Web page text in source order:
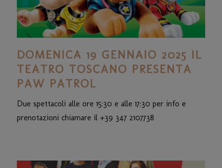
DOMENICA 19 GENNAIO 2025 IL
TEATRO TOSCANO PRESENTA
PAW PATROL
Due spettacoli alle ore 15:30 e alle 17:30 per info e
prenotazioni chiamare il +39 347 2107738